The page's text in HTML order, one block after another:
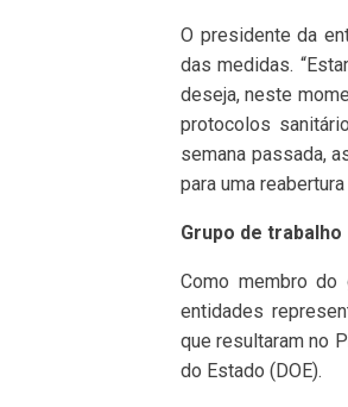
O presidente da
das medidas.
deseja, neste
protocolos
semana passada,
para uma
Grupo de trabalho
Como membro
entidades
que resultaram no
do Estado (DOE).